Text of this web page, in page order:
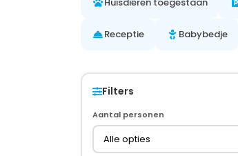
Receptie Babybedje
Filters
Aantal personen